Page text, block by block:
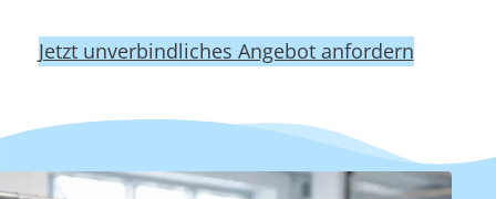
Jetzt unverbindliches Angebot anfordern